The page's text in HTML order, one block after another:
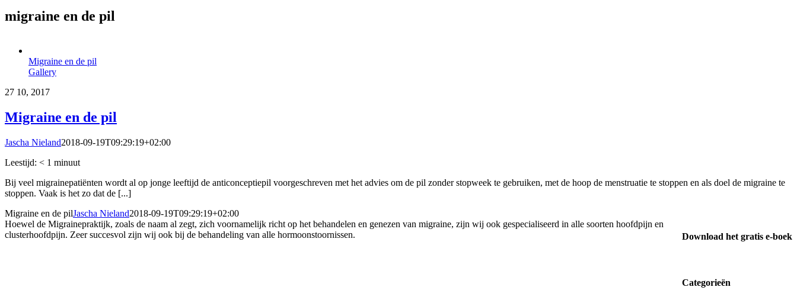
migraine en de pil
Migraine en de pil
Gallery
27 10, 2017
Migraine en de pil
Jascha Nieland2018-09-19T09:29:19+02:00
Leestijd: < 1 minuut
Bij veel migrainepatiënten wordt al op jonge leeftijd de anticonceptiepil voorgeschreven met het advies om de pil zonder stopweek te gebruiken, met de hoop de menstruatie te stoppen en als doel de migraine te
stoppen. Vaak is het zo dat de [...]
Migraine en de pilJascha Nieland2018-09-19T09:29:19+02:00
Download het gratis e-boek
Categorieën
Hoewel de Migrainepraktijk, zoals de naam al zegt, zich voornamelijk richt op het behandelen en genezen van migraine, zijn wij ook gespecialiseerd in alle soorten hoofdpijn en
clusterhoofdpijn. Zeer succesvol zijn wij ook bij de behandeling van alle hormoonstoornissen.